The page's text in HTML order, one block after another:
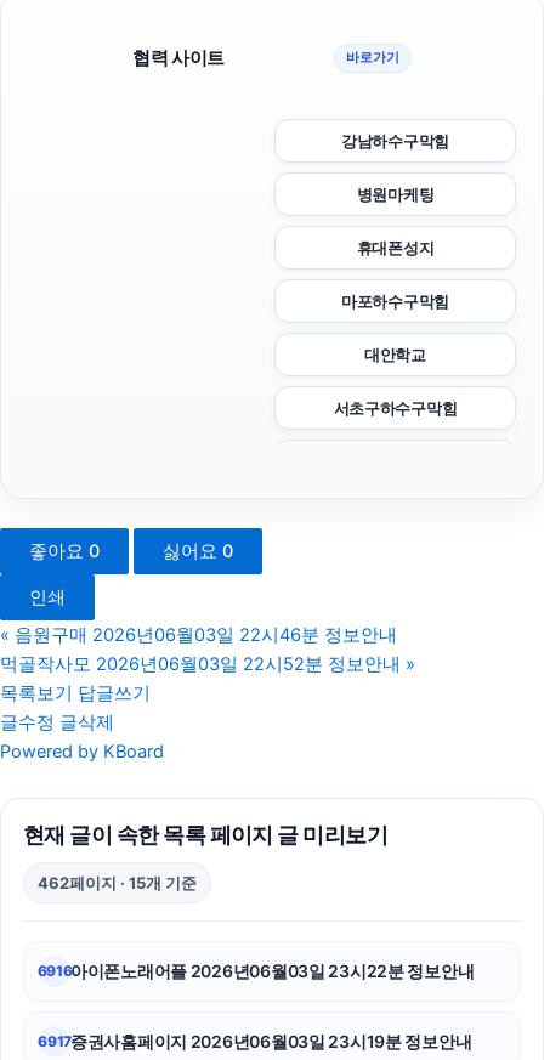
협력 사이트 바로가기
강남하수구막힘
병원마케팅
휴대폰성지
마포하수구막힘
대안학교
서초구하수구막힘
야구반티
sns마케팅
부산휴대폰성지
좋아요 0 싫어요 0
인쇄
« 음원구매 2026년06월03일 22시46분 정보안내
먹골작사모 2026년06월03일 22시52분 정보안내 »
목록보기 답글쓰기
글수정 글삭제
Powered by KBoard
현재 글이 속한 목록 페이지 글 미리보기
462페이지 · 15개 기준
6916아이폰노래어플 2026년06월03일 23시22분 정보안내
6917증권사홈페이지 2026년06월03일 23시19분 정보안내